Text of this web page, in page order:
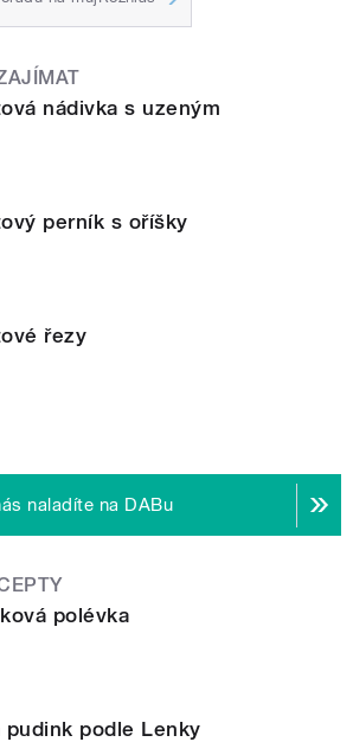
nádivka s uzeným
perník s oříšky
řezy
naladíte na DABu
polévka
pudink podle Lenky